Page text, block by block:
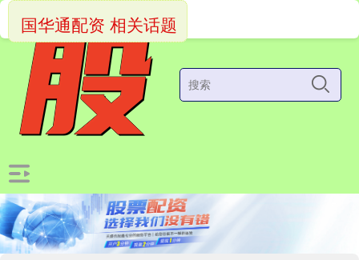
国华通配资 相关话题